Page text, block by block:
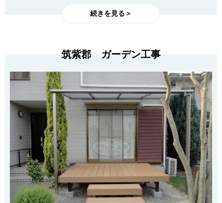
続きを見る＞
筑紫郡 ガーデン工事